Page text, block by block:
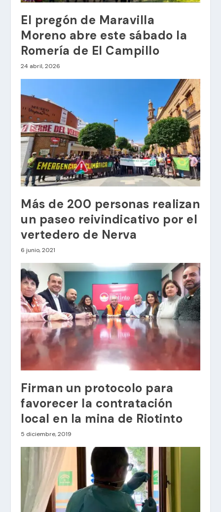
El pregón de Maravilla
Moreno abre este sábado la
Romería de El Campillo
24 abril, 2026
Más de 200 personas realizan
un paseo reivindicativo por el
vertedero de Nerva
6 junio, 2021
Firman un protocolo para
favorecer la contratación
local en la mina de Riotinto
5 diciembre, 2019